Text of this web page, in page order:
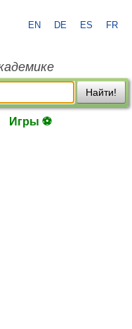
EN DE ES FR
Найти!
Игры ⚽